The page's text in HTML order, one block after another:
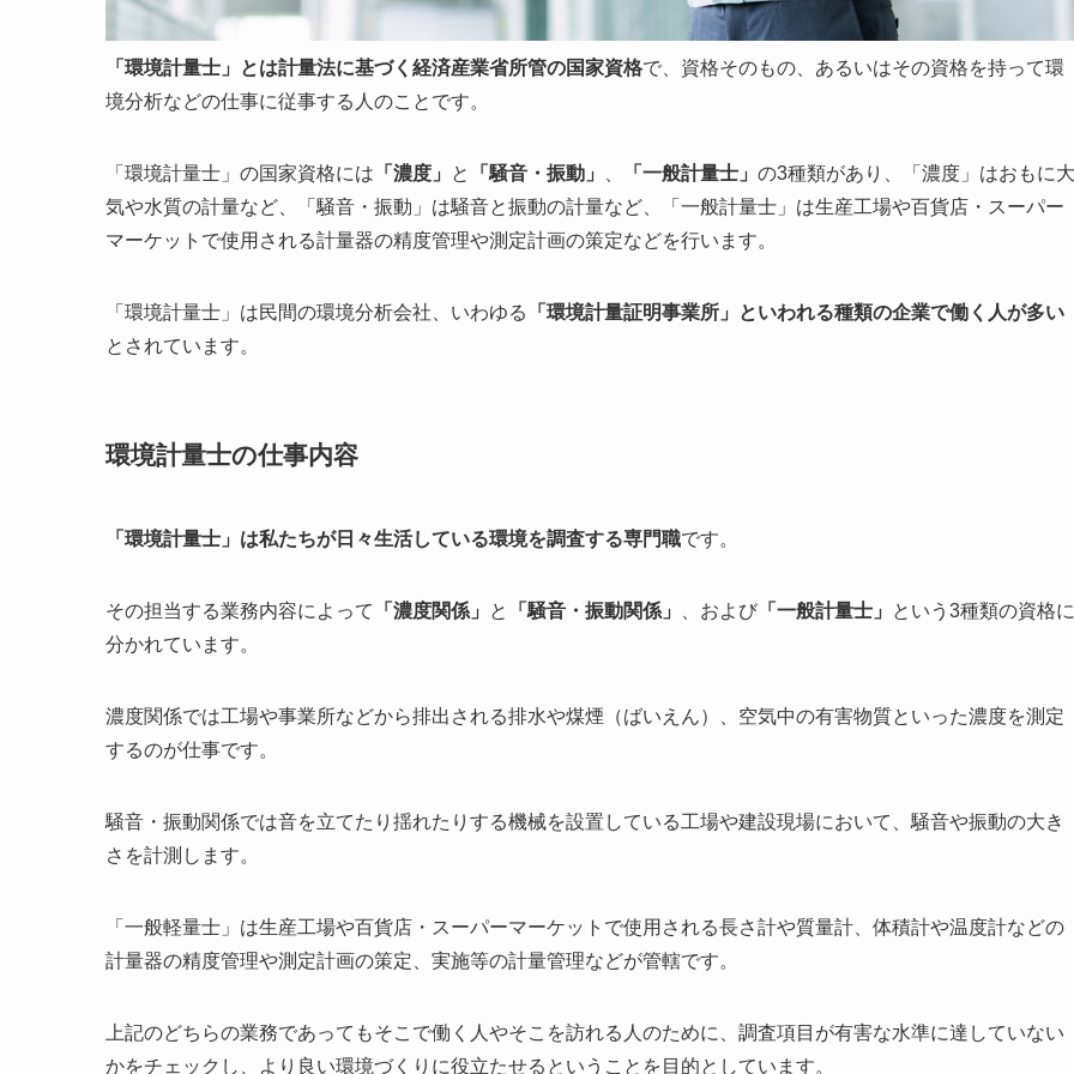
「環境計量士」とは計量法に基づく経済産業省所管の国家資格で、資格そのもの、あるいはその資格を持って環
境分析などの仕事に従事する人のことです。
「環境計量士」の国家資格には 「濃度」 と 「騒音・振動」 「一般計量士」 の3種類があり、「濃度」はおもに大
気や水質の計量など、「騒音・振動」は騒音と振動の計量など、「一般計量士」は生産工場や百貨店・スーパー
マーケットで使用される計量器の精度管理や測定計画の策定などを行います。
「環境計量士」は民間の環境分析会社、いわゆる
「環境計量証明事業所」といわれる種類の企業で働く人が多い
とされています。
環境計量士の仕事内容
「環境計量士」は私たちが日々生活している環境を調査する専門職です。
その担当する業務内容によって 「濃度関係」 と 「騒音・振動関係」 、および 「一般計量士」
という3種類の資格に
分かれています。
濃度関係では工場や事業所などから排出される排水や煤煙（ばいえん）、空気中の有害物質といった濃度を測定
するのが仕事です。
騒音・振動関係では音を立てたり揺れたりする機械を設置している工場や建設現場において、騒音や振動の大き
さを計測します。
「一般軽量士」は生産工場や百貨店・スーパーマーケットで使用される長さ計や質量計、体積計や温度計などの
計量器の精度管理や測定計画の策定、実施等の計量管理などが管轄です。
上記のどちらの業務であってもそこで働く人やそこを訪れる人のために、調査項目が有害な水準に達していない
かをチェックし、より良い環境づくりに役立たせるということを目的としています。